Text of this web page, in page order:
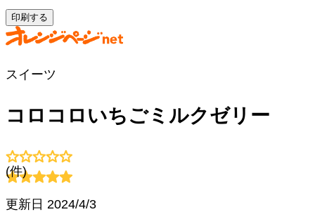
印刷する
スイーツ
コロコロいちごミルクゼリー
(件)
更新日 2024/4/3